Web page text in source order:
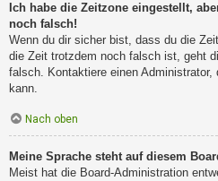
Ich habe die Zeitzone eingestellt,
noch falsch!
Wenn du dir sicher bist, dass du die
die Zeit trotzdem noch falsch ist, geht
falsch. Kontaktiere einen Administrator,
kann.
Nach oben
Meine Sprache steht auf diesem
Meist hat die Board-Administration